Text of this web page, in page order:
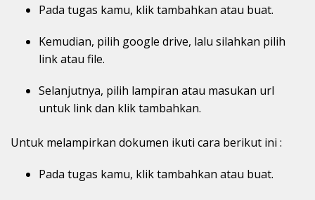
Pada tugas kamu, klik tambahkan atau buat.
Kemudian, pilih google drive, lalu silahkan pilih
link atau file.
Selanjutnya, pilih lampiran atau masukan url
untuk link dan klik tambahkan.
Untuk melampirkan dokumen ikuti cara berikut ini :
Pada tugas kamu, klik tambahkan atau buat.